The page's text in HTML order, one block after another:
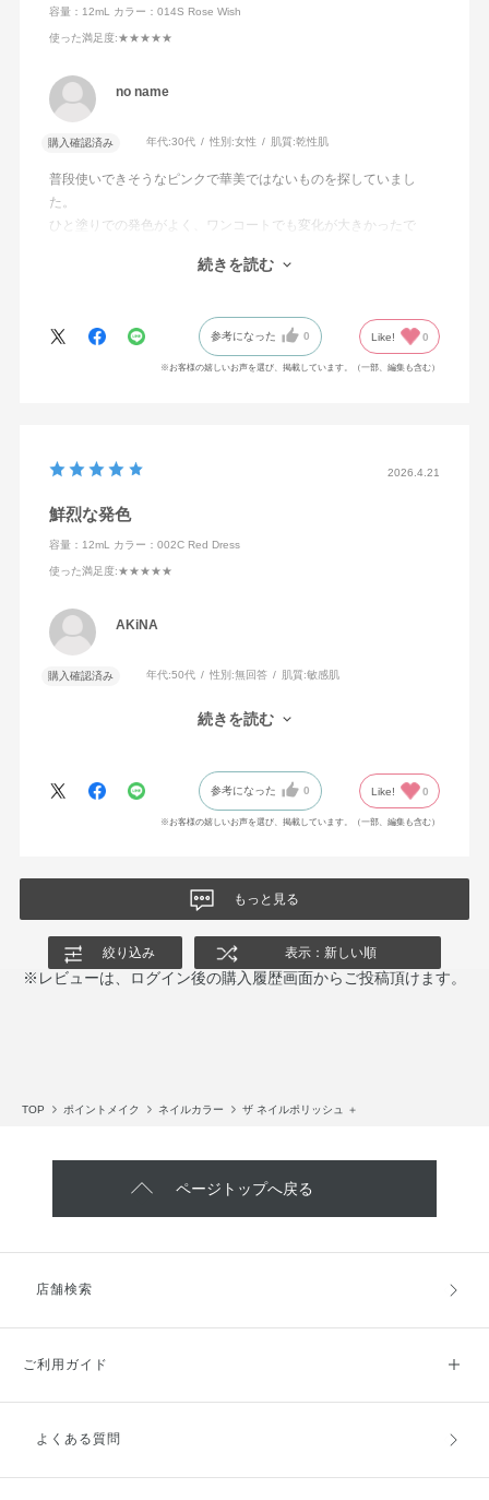
容量：12mL カラー：014S Rose Wish
使った満足度:★★★★★
no name
購入確認済み 年代:30代 性別:女性 肌質:乾性肌
普段使いできそうなピンクで華美ではないものを探していまし
た。
ひと塗りでの発色がよく、ワンコートでも変化が大きかったで
配していましたが、薄塗りでも血色が良くなったように見えるの
ピンクベージュかなと思います。ありがとうございます。
続きを読む
参考になった 0 Like! 0
※お客様の嬉しいお声を選び、掲載しています。（一部、編集も含む）
2026.4.21
鮮烈な発色
容量：12mL カラー：002C Red Dress
使った満足度:★★★★★
AKiNA
購入確認済み 年代:50代 性別:無回答 肌質:敏感肌
Red Dress の名の通り、気持ちを上げてくれる、はっとするよう
続きを読む
参考になった 0 Like! 0
※お客様の嬉しいお声を選び、掲載しています。（一部、編集も含む）
もっと見る
絞り込み 表示：新しい順
※レビューは、ログイン後の購入履歴画面からご投稿頂けます。
TOP ポイントメイク ネイルカラー ザ ネイルポリッシュ ＋
ページトップへ戻る
店舗検索
ご利用ガイド
ご利用ガイドトップ
よくある質問